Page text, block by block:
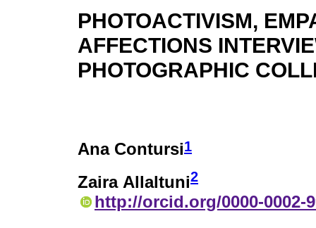
PHOTOACTIVISM,
AFFECTIONS
PHOTOGRAPHIC
Ana Contursi1
Zaira Allaltuni2
http://orcid.org/0000-0002-